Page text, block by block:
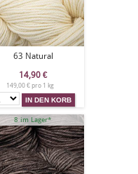
63 Natural
14,90 €
149,00 € pro 1 kg
8 im Lager*